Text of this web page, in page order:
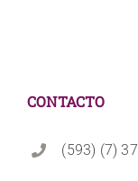
CONTACTO
(593) (7)